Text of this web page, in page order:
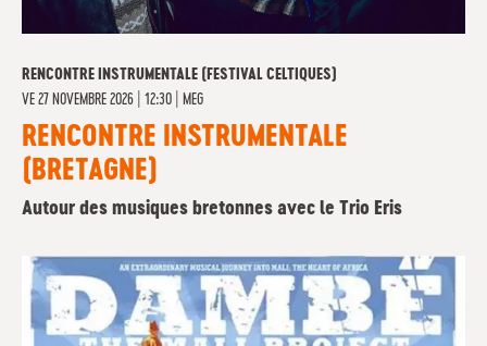
RENCONTRE INSTRUMENTALE (FESTIVAL CELTIQUES)
VE 27 NOVEMBRE 2026 | 12:30 MEG
RENCONTRE INSTRUMENTALE
(BRETAGNE)
Autour des musiques bretonnes avec le Trio Eris